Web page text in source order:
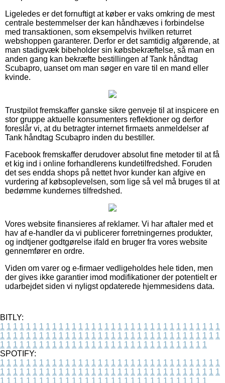
Ligeledes er det fornuftigt at køber er vaks omkring de mest
centrale bestemmelser der kan håndhæves i forbindelse
med transaktionen, som eksempelvis hvilken returret
webshoppen garanterer. Derfor er det samtidig afgørende, at
man stadigvæk bibeholder sin købsbekræftelse, så man en
anden gang kan bekræfte bestillingen af Tank håndtag
Scubapro, uanset om man søger en vare til en mand eller
kvinde.
Trustpilot fremskaffer ganske sikre genveje til at inspicere en
stor gruppe aktuelle konsumenters reflektioner og derfor
foreslår vi, at du betragter internet firmaets anmeldelser af
Tank håndtag Scubapro inden du bestiller.
Facebook fremskaffer derudover absolut fine metoder til at få
et kig ind i online forhandlerens kundetilfredshed. Foruden
det ses endda shops på nettet hvor kunder kan afgive en
vurdering af købsoplevelsen, som lige så vel må bruges til at
bedømme kundernes tilfredshed.
Vores website finansieres af reklamer. Vi har aftaler med et
hav af e-handler da vi publicerer forretningernes produkter,
og indtjener godtgørelse ifald en bruger fra vores website
gennemfører en ordre.
Viden om varer og e-firmaer vedligeholdes hele tiden, men
der gives ikke garantier imod modifikationer der potentielt er
udarbejdet siden vi nyligst opdaterede hjemmesidens data.
BITLY:
1 1 1 1 1 1 1 1 1 1 1 1 1 1 1 1 1 1 1 1 1 1 1 1 1 1 1 1 1 1 1 1 1 1
1 1 1 1 1 1 1 1 1 1 1 1 1 1 1 1 1 1 1 1 1 1 1 1 1 1 1 1 1 1 1 1 1 1
1 1 1 1 1 1 1 1 1 1 1 1 1 1 1 1 1 1 1 1 1 1 1 1 1 1 1 1 1 1 1 1
SPOTIFY:
1 1 1 1 1 1 1 1 1 1 1 1 1 1 1 1 1 1 1 1 1 1 1 1 1 1 1 1 1 1 1 1 1 1
1 1 1 1 1 1 1 1 1 1 1 1 1 1 1 1 1 1 1 1 1 1 1 1 1 1 1 1 1 1 1 1 1 1
1 1 1 1 1 1 1 1 1 1 1 1 1 1 1 1 1 1 1 1 1 1 1 1 1 1 1 1 1 1 1 1